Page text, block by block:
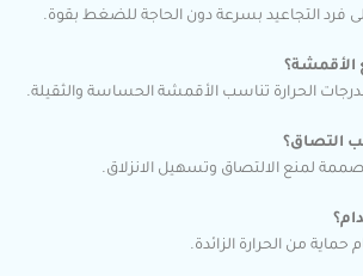
فرد التجاعيد بسرعة دون الحاجة للضغط بقوة.
الحرارة تناسب الأقمشة الحساسة والثقيلة.
مصممة لمنع الالتصاق وتسهيل الانزلاق.
من الحرارة الزائدة.